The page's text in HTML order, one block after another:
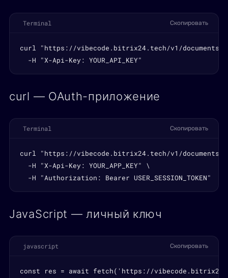
Terminal Скопировать
curl "https://vibecode.bitrix24.tech/v1/
  -H "X-Api-Key: YOUR_API_KEY"
curl — OAuth-приложение
Terminal Скопировать
curl "https://vibecode.bitrix24.tech/v1/
  -H "X-Api-Key: YOUR_APP_KEY" \
  -H "Authorization: Bearer USER_SESSION_TOKEN"
JavaScript — личный ключ
javascript Скопировать
const res = await fetch('https://